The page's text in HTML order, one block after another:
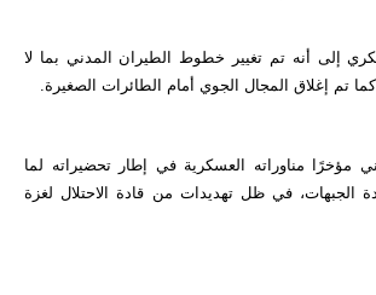
إلى أنه تم تغيير خطوط الطيران المدني بما لا
تم إغلاق المجال الجوي أمام الطائرات الصغيرة.
مؤخرًا مناوراته العسكرية في إطار تحضيراته لما
الجبهات، في ظل تهديدات من قادة الاحتلال لغزة